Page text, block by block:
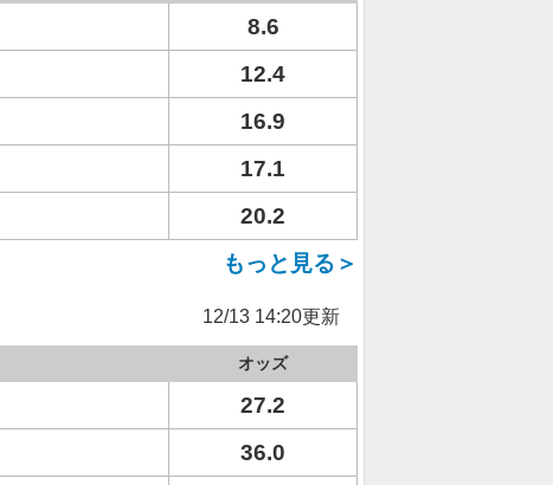
8.6
12.4
16.9
17.1
20.2
もっと見る＞
12/13 14:20更新
オッズ
27.2
36.0